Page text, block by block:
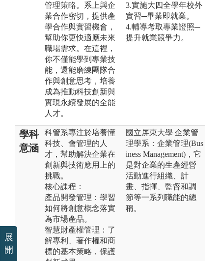
管理策略。系上與企
業合作密切，提供產
學合作與實習機會，
幫助你更快適應未來
職場需求。在這裡，
你不僅能學到專業技
能，還能磨練團隊合
作與創意思考，培養
成為推動科技創新與
實現永續發展的全能
人才。
3.實施大四全學年校外
實習─畢業即就業。
4.輔導考取專業證照─
提升就業競爭力。
學科
意涵
科管系專注於培養懂
科技、會管理的人
才，幫助解決企業在
創新與技術應用上的
挑戰。
核心課程：
產品開發管理：學習
如何將創意概念落實
為市場產品。
智慧財產權管理：了
解專利、著作權和商
標的基本策略，保護
國立屏東大學 企業管
理學系：企業管理(Bus
iness Management)，它
是對企業的生產經營
活動進行組織、計
畫、指揮、監督和調
節等一系列職能的總
稱。
展
開